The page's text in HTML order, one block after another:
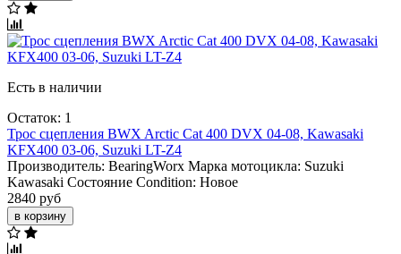
Есть в наличии
Остаток: 1
Трос сцепления BWX Arctic Cat 400 DVX 04-08, Kawasaki
KFX400 03-06, Suzuki LT-Z4
Производитель: BearingWorx Марка мотоцикла: Suzuki
Kawasaki Состояние Condition: Новое
2840 руб
в корзину